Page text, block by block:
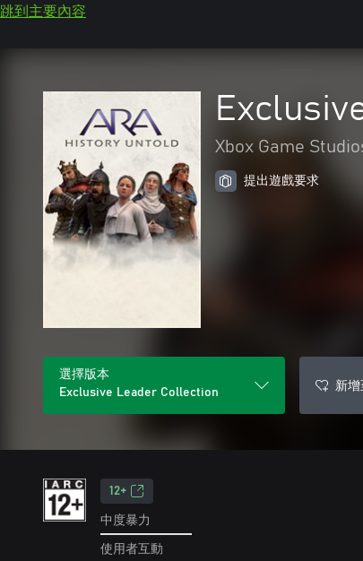
跳到主要內容
Xbox Game
提出遊戲要求
選擇版本
Exclusive Leader Collection
新
12+
中度暴力
使用者互動